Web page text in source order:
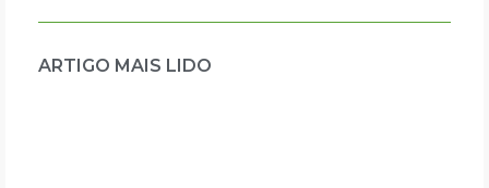
ARTIGO MAIS LIDO